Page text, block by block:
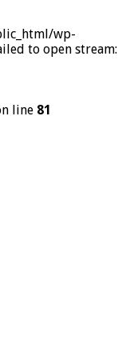
wp-
to open stream:
line 81